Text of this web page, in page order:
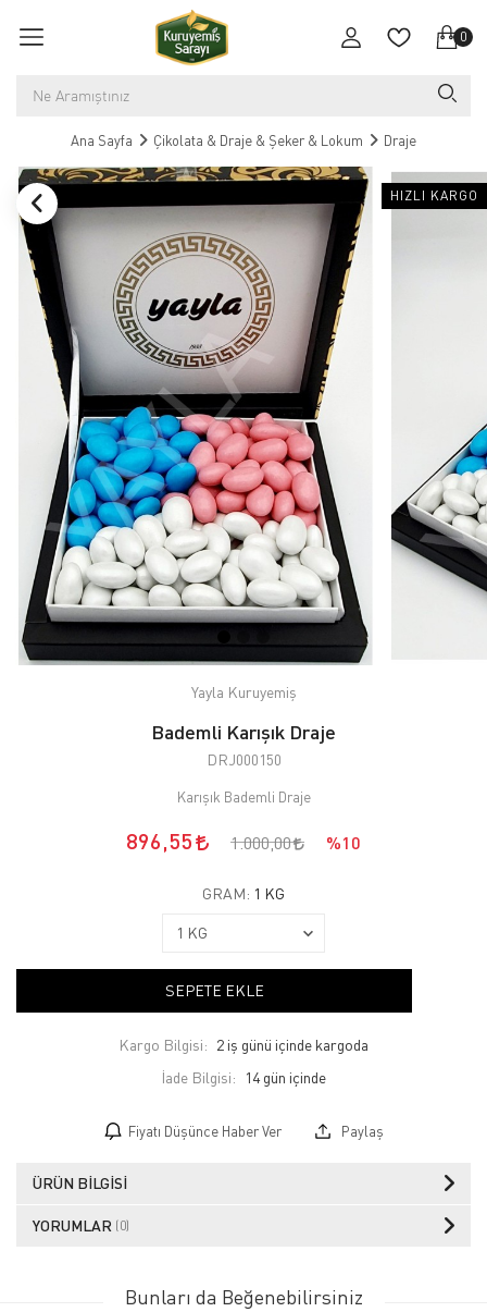
0
Ana Sayfa Çikolata & Draje & Şeker & Lokum Draje
HIZLI KARGO
Yayla Kuruyemiş
Bademli Karışık Draje
DRJ000150
Karışık Bademli Draje
896,55 1.000,00 %10
GRAM: 1 KG
SEPETE EKLE
Kargo Bilgisi: 2 iş günü içinde kargoda
İade Bilgisi:
Fiyatı Düşünce Haber Ver Paylaş
ÜRÜN BILGISI
YORUMLAR (0)
Bunları da Beğenebilirsiniz